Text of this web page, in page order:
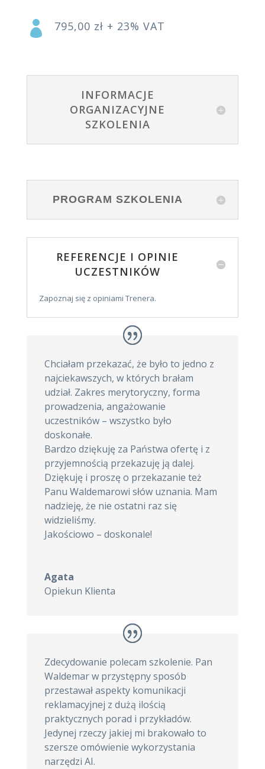
 795,00 zł + 23% VAT
INFORMACJE
ORGANIZACYJNE
SZKOLENIA
PROGRAM SZKOLENIA
REFERENCJE I OPINIE
UCZESTNIKÓW
Zapoznaj się z opiniami Trenera.
Chciałam przekazać, że było to jedno z
najciekawszych, w których brałam
udział. Zakres merytoryczny, forma
prowadzenia, angażowanie
uczestników – wszystko było
doskonałe.
Bardzo dziękuję za Państwa ofertę i z
przyjemnością przekazuję ją dalej.
Dziękuję i proszę o przekazanie też
Panu Waldemarowi słów uznania. Mam
nadzieję, że nie ostatni raz się
widzieliśmy.
Jakościowo – doskonale!
Agata
Opiekun Klienta
Zdecydowanie polecam szkolenie. Pan
Waldemar w przystępny sposób
przestawał aspekty komunikacji
reklamacyjnej z dużą ilością
praktycznych porad i przykładów.
Jedynej rzeczy jakiej mi brakowało to
szersze omówienie wykorzystania
narzędzi AI.